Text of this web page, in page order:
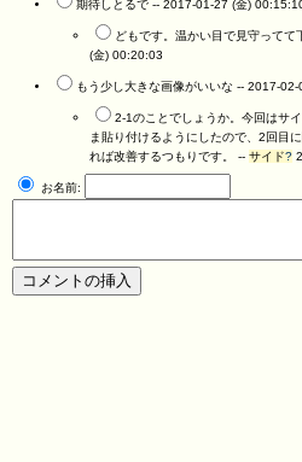
期待しとるで -- 2017-01-27 (金)
どもです。温かい目で見守ってて
(金) 00:20:03
もう少し大きな画像がいいな -- 2017-02-
2-1のことでしょうか。今回はサ
ま貼り付けるようにしたので、2回目
れば改善するつもりです。 -- サイド?
お名前: